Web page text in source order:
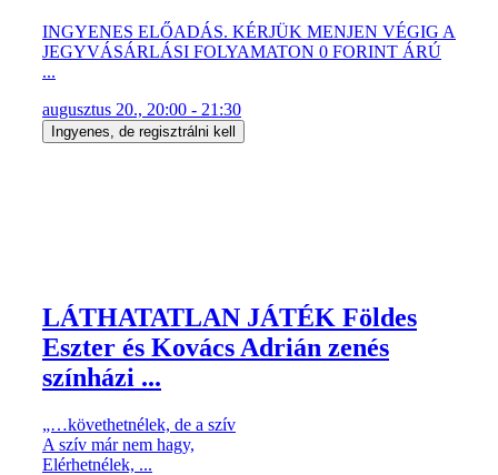
INGYENES ELŐADÁS. KÉRJÜK MENJEN VÉGIG A
JEGYVÁSÁRLÁSI FOLYAMATON 0 FORINT ÁRÚ
...
augusztus 20., 20:00 - 21:30
Ingyenes, de regisztrálni kell
LÁTHATATLAN JÁTÉK Földes
Eszter és Kovács Adrián zenés
színházi ...
„…követhetnélek, de a szív
A szív már nem hagy,
Elérhetnélek, ...